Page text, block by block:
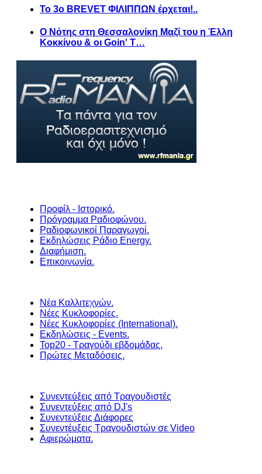
Το 3ο BREVET ΦΙΛΙΠΠΩΝ έρχεται!..
Ο Νότης στη Θεσσαλονίκη Μαζί του η Έλλη
Κοκκίνου & οι Goin' T…
Προφίλ - Ιστορικό.
Πρόγραμμα Ραδιοφώνου.
Ραδιοφωνικοί Παραγωγοί.
Εκδηλώσεις Ράδιο Energy.
Διαφήμιση.
Επικοινωνία.
Νέα Καλλιτεχνών.
Νέες Κυκλοφορίες.
Νέες Κυκλοφορίες (International).
Εκδηλώσεις - Events.
Top20 - Τραγούδι εβδομάδας.
Πρώτες Μεταδόσεις.
Συνεντεύξεις από Τραγουδιστές
Συνεντεύξεις από DJ's
Συνεντεύξεις Διάφορες
Συνεντέυξεις Τραγουδιστών σε Video
Αφιερώματα.